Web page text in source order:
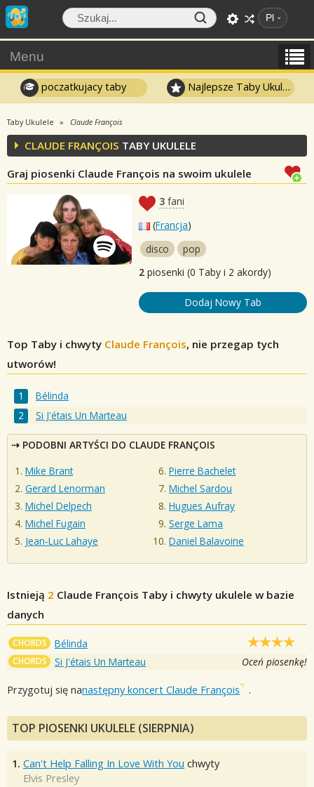
Pl
Menu
poczatkujacy taby Najlepsze Taby Ukulele
Taby Ukulele Claude François
CLAUDE FRANÇOIS TABY UKULELE
Graj piosenki Claude François na swoim ukulele
3 fani
(Francja)
disco
pop
2 piosenki (0 Taby i 2 akordy)
Dodaj Nowy Tab
Top Taby i chwyty Claude François, nie przegap tych
utworów!
Bélinda
Si J'étais Un Marteau
PODOBNI ARTYŚCI DO CLAUDE FRANÇOIS
Mike Brant
Gerard Lenorman
Michel Delpech
Michel Fugain
Jean‐Luc Lahaye
Pierre Bachelet
Michel Sardou
Hugues Aufray
Serge Lama
Daniel Balavoine
Istnieją 2 Claude François Taby i chwyty ukulele w bazie
danych
CHORDS Bélinda
CHORDS Si J'étais Un Marteau Oceń piosenkę!
Przygotuj się nanastępny koncert Claude François .
TOP PIOSENKI UKULELE (SIERPNIA)
1. Can't Help Falling In Love With You chwyty
Elvis Presley